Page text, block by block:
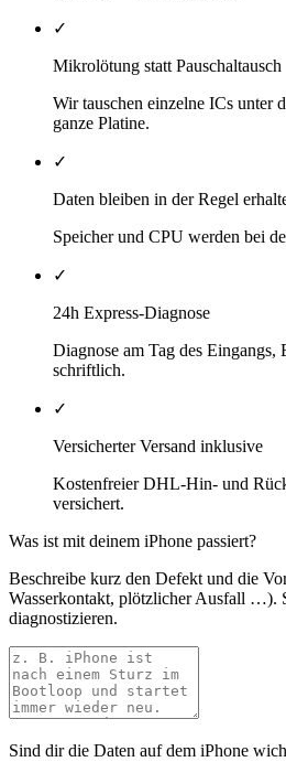
✓
Mikrolötung statt Pauschaltausch
Wir tauschen einzelne ICs unter
ganze Platine.
✓
Daten bleiben in der Regel
Speicher und CPU werden bei
✓
24h Express-Diagnose
Diagnose am Tag des Eingangs,
schriftlich.
✓
Versicherter Versand inklusive
Kostenfreier DHL-Hin- und
versichert.
Was ist mit deinem iPhone passiert?
Beschreibe kurz den Defekt und die
Wasserkontakt, plötzlicher Ausfall …).
diagnostizieren.
Sind dir die Daten auf dem iPhone